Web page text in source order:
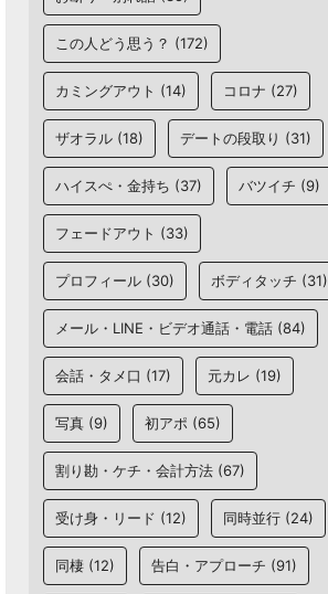
この人どう思う？ (172)
カミングアウト (14) コロナ (27)
ザオラル (18) デートの段取り (31)
ハイスぺ・金持ち (37) バツイチ (9)
フェードアウト (33)
プロフィール (30) ボディタッチ (31)
メール・LINE・ビデオ通話・電話 (84)
会話・タメ口 (17) 元カレ (19)
写真 (9) 初アポ (65)
割り勘・ケチ・会計方法 (67)
受け身・リード (12) 同時並行 (24)
同棲 (12) 告白・アプローチ (91)